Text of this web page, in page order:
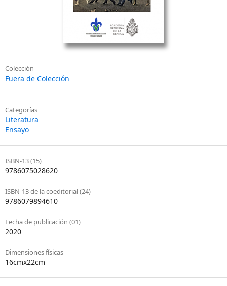
Colección
Fuera de Colección
Categorías
Literatura
Ensayo
ISBN-13 (15)
9786075028620
ISBN-13 de la coeditorial (24)
9786079894610
Fecha de publicación (01)
2020
Dimensiones físicas
16cmx22cm